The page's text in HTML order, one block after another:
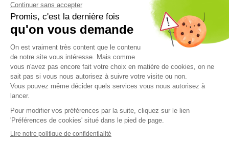
L’enquête « Le Maire employeur, protecteur de ses agents » de
mai 2025* met en...
Lire l'article
FONCTION PUBLIQUE TERRITORIALE